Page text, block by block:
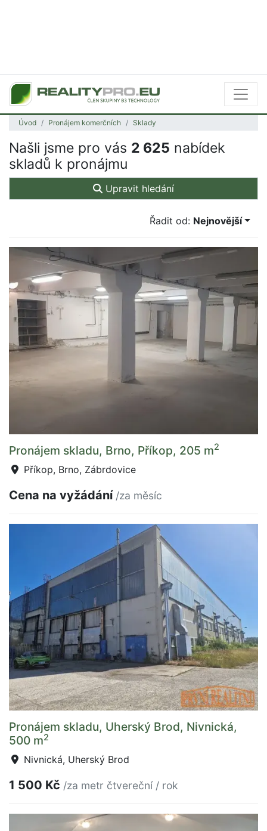
Úvod Pronájem komerčních Sklady
Našli jsme pro vás 2 625 nabídek
skladů k pronájmu
Upravit hledání
Řadit od: Nejnovější
Pronájem skladu, Brno, Příkop, 205 m2
Příkop, Brno, Zábrdovice
Cena na vyžádání /za měsíc
Pronájem skladu, Uherský Brod, Nivnická,
500 m2
Nivnická, Uherský Brod
1 500 Kč /za metr čtvereční / rok